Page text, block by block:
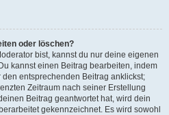
oder löschen?
bist, kannst du nur deine eigenen
kannst einen Beitrag bearbeiten, indem
den entsprechenden Beitrag anklickst;
Zeitraum nach seiner Erstellung
Beitrag geantwortet hat, wird dein
gekennzeichnet. Es wird sowohl